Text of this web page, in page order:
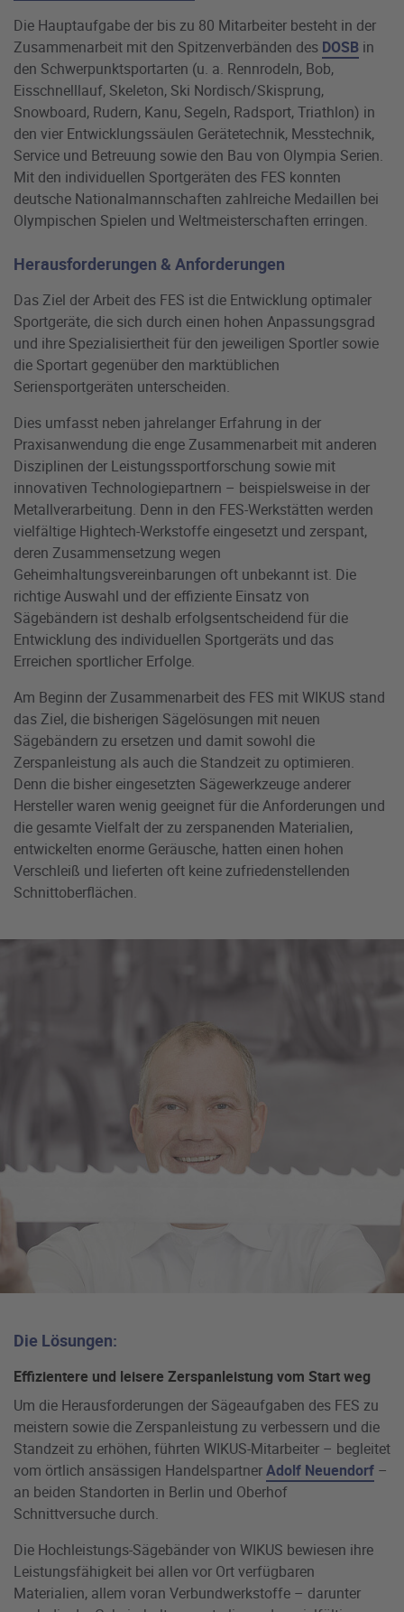
Die Hauptaufgabe der bis zu 80 Mitarbeiter besteht in der
Zusammenarbeit mit den Spitzenverbänden des DOSB in
den Schwerpunktsportarten (u. a. Rennrodeln, Bob,
Eisschnelllauf, Skeleton, Ski Nordisch/Skisprung,
Snowboard, Rudern, Kanu, Segeln, Radsport, Triathlon) in
den vier Entwicklungssäulen Gerätetechnik, Messtechnik,
Service und Betreuung sowie den Bau von Olympia Serien.
Mit den individuellen Sportgeräten des FES konnten
deutsche Nationalmannschaften zahlreiche Medaillen bei
Olympischen Spielen und Weltmeisterschaften erringen.
Herausforderungen & Anforderungen
Das Ziel der Arbeit des FES ist die Entwicklung optimaler
Sportgeräte, die sich durch einen hohen Anpassungsgrad
und ihre Spezialisiertheit für den jeweiligen Sportler sowie
die Sportart gegenüber den marktüblichen
Seriensportgeräten unterscheiden.
Dies umfasst neben jahrelanger Erfahrung in der
Praxisanwendung die enge Zusammenarbeit mit anderen
Disziplinen der Leistungssportforschung sowie mit
innovativen Technologiepartnern – beispielsweise in der
Metallverarbeitung. Denn in den FES-Werkstätten werden
vielfältige Hightech-Werkstoffe eingesetzt und zerspant,
deren Zusammensetzung wegen
Geheimhaltungsvereinbarungen oft unbekannt ist. Die
richtige Auswahl und der effiziente Einsatz von
Sägebändern ist deshalb erfolgsentscheidend für die
Entwicklung des individuellen Sportgeräts und das
Erreichen sportlicher Erfolge.
Am Beginn der Zusammenarbeit des FES mit WIKUS stand
das Ziel, die bisherigen Sägelösungen mit neuen
Sägebändern zu ersetzen und damit sowohl die
Zerspanleistung als auch die Standzeit zu optimieren.
Denn die bisher eingesetzten Sägewerkzeuge anderer
Hersteller waren wenig geeignet für die Anforderungen und
die gesamte Vielfalt der zu zerspanenden Materialien,
entwickelten enorme Geräusche, hatten einen hohen
Verschleiß und lieferten oft keine zufriedenstellenden
Schnittoberflächen.
Die Lösungen:
Effizientere und leisere Zerspanleistung vom Start weg
Um die Herausforderungen der Sägeaufgaben des FES zu
meistern sowie die Zerspanleistung zu verbessern und die
Standzeit zu erhöhen, führten WIKUS-Mitarbeiter – begleitet
vom örtlich ansässigen HandelspartnerAdolf Neuendorf –
an beiden Standorten in Berlin und Oberhof
Schnittversuche durch.
Die Hochleistungs-Sägebänder von WIKUS bewiesen ihre
Leistungsfähigkeit bei allen vor Ort verfügbaren
Materialien, allem voran Verbundwerkstoffe – darunter